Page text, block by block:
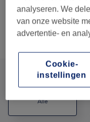
1 u 5 minToon
Alle
analyseren. We
van onze website
advertentie- en
Cookie-
instellingen